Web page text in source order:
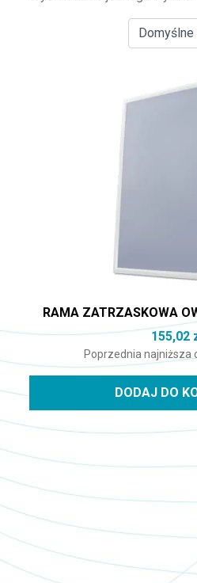
RAMA ZATRZASKOWA
155,02
Poprzednia najniższa
DODAJ DO